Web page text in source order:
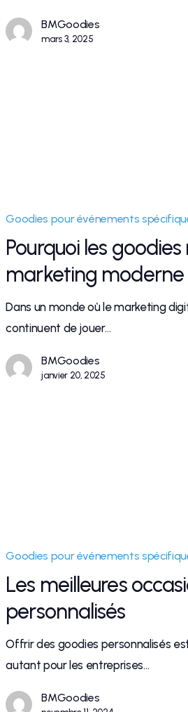
BMGoodies
mars 3, 2025
Goodies pour événements
Pourquoi les
marketing moderne
Dans un monde où le marketing
continuent de jouer…
BMGoodies
janvier 20, 2025
Goodies pour événements
Les meilleures
personnalisés
Offrir des goodies personnalisés
autant pour les entreprises…
BMGoodies